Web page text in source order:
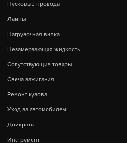
Пусковые провода
Лампы
Нагрузочная вилка
Незамерзающая жидкость
Сопутствующие товары
Свеча зажигания
Ремонт кузова
Уход за автомобилем
Домкраты
Инструмент